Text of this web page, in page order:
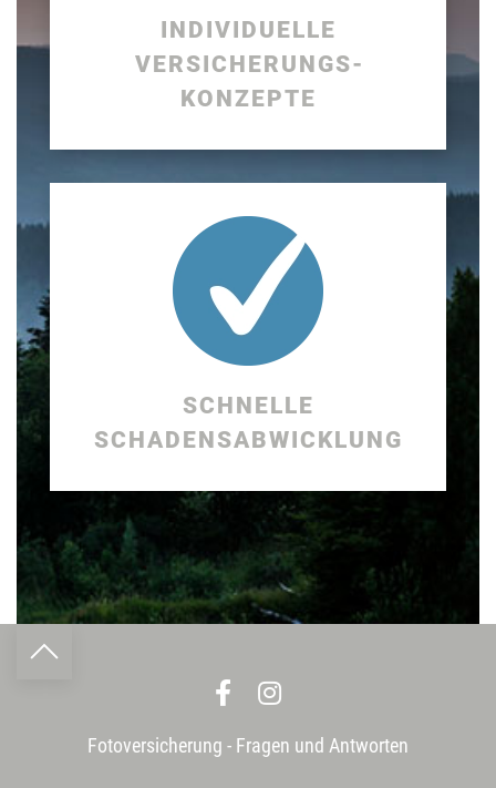
INDIVIDUELLE
VERSICHERUNGS­
KONZEPTE
SCHNELLE
SCHADENS­ABWICKLUNG
Fotoversicherung - Fragen und Antworten